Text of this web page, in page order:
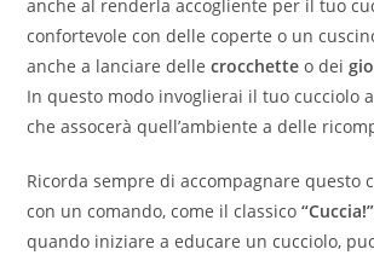
anche al renderla accogliente per il tuo
confortevole con delle coperte o un
anche a lanciare dellecrocchette o dei
In questo modo invoglierai il tuo cucciolo
che assocerà quell’ambiente a delle
Ricorda sempre di accompagnare questo
con un comando, come il classico“Cuccia!”
quando iniziare a educare un cucciolo,